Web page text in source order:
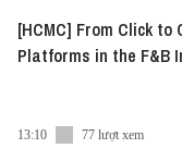
[HCMC] From Click
Platforms in the F&B
13:10 77 lượt xem